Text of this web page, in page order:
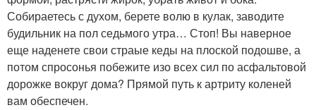
Собираетесь с духом, берете волю в кулак, заводите
будильник на пол седьмого утра… Стоп! Вы наверное
еще наденете свои страые кеды на плоской подошве, а
потом спросонья побежите изо всех сил по асфальтовой
дорожке вокруг дома? Прямой путь к артриту коленей
вам обеспечен.